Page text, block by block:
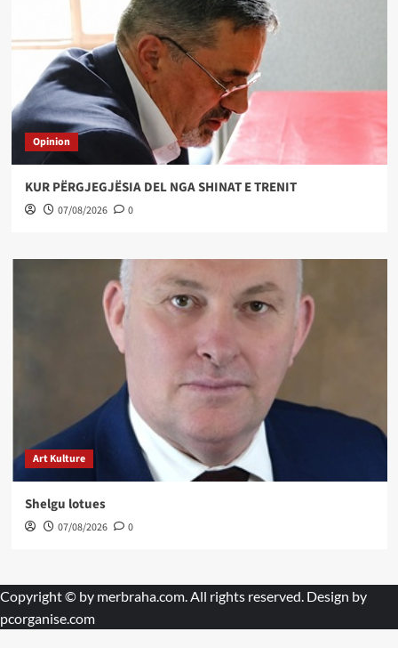
Opinion
KUR PËRGJEGJËSIA DEL NGA SHINAT E TRENIT
07/08/2026 0
Art Kulture
Shelgu lotues
07/08/2026 0
Copyright © by merbraha.com. All rights reserved. Design by
pcorganise.com